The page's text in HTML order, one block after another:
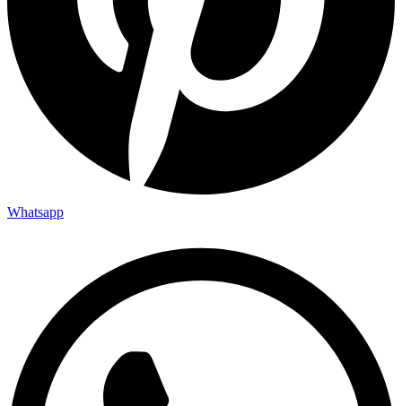
Whatsapp